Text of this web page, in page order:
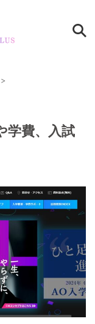
>
学費、入試